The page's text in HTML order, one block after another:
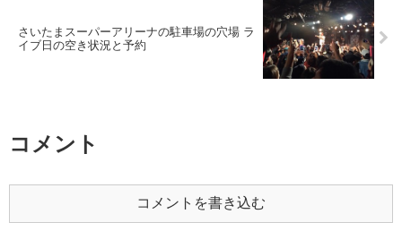
さいたまスーパーアリーナの駐車場の穴場 ラ
イブ日の空き状況と予約
コメント
コメントを書き込む